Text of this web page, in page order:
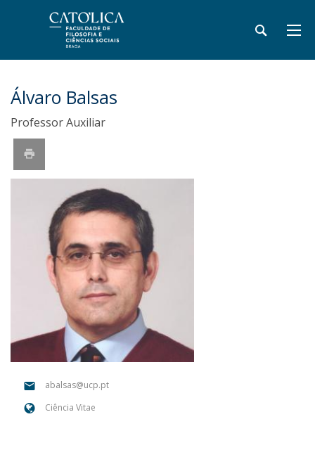
Álvaro Balsas
Professor Auxiliar
abalsas@ucp.pt
Ciência Vitae